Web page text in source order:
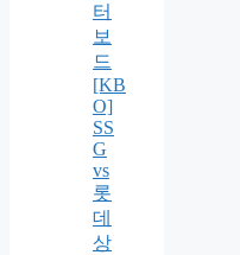
터
보
드
[KB
O]
SS
G
vs
롯
데
상